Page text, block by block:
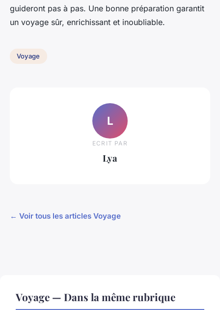
guideront pas à pas. Une bonne préparation garantit
un voyage sûr, enrichissant et inoubliable.
Voyage
L
ECRIT PAR
Lya
← Voir tous les articles Voyage
Voyage — Dans la même rubrique